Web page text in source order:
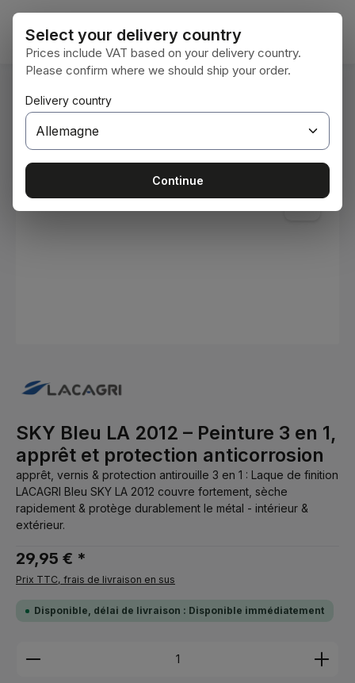
Passer au contenu principal
Vous êtes ici : Accueil
Peintures et vernis
Ignorer la galerie d'images
SKY Bleu LA 2012 – Peinture 3 en 1,
apprêt et protection anticorrosion
apprêt, vernis & protection antirouille 3 en 1 : Laque de finition
LACAGRI Bleu SKY LA 2012 couvre fortement, sèche
rapidement & protège durablement le métal - intérieur &
extérieur.
29,95 € *
Prix TTC, frais de livraison en sus
Disponible, délai de livraison : Disponible immédiatement
Quantité de produit : Entrez la quantité
Select your delivery country
Prices include VAT based on your delivery country.
Please confirm where we should ship your order.
Delivery country
Continue